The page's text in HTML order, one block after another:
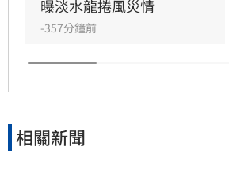
區與大台北地區須提防局部大雨。
曝淡水龍捲風災情
-357分鐘前
相關新聞